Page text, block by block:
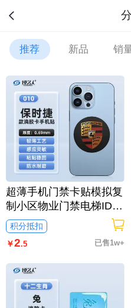
推荐 新品 销
超薄手机门禁卡贴模拟复
制小区物业门禁电梯ID卡
手机卡通贴刷电梯卡考勤
卡刷卡卡通/保时捷-010
积分抵扣
￥2.5 已售1w+